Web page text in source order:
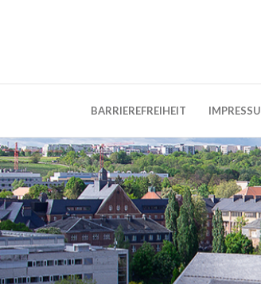
BARRIEREFREIHEIT